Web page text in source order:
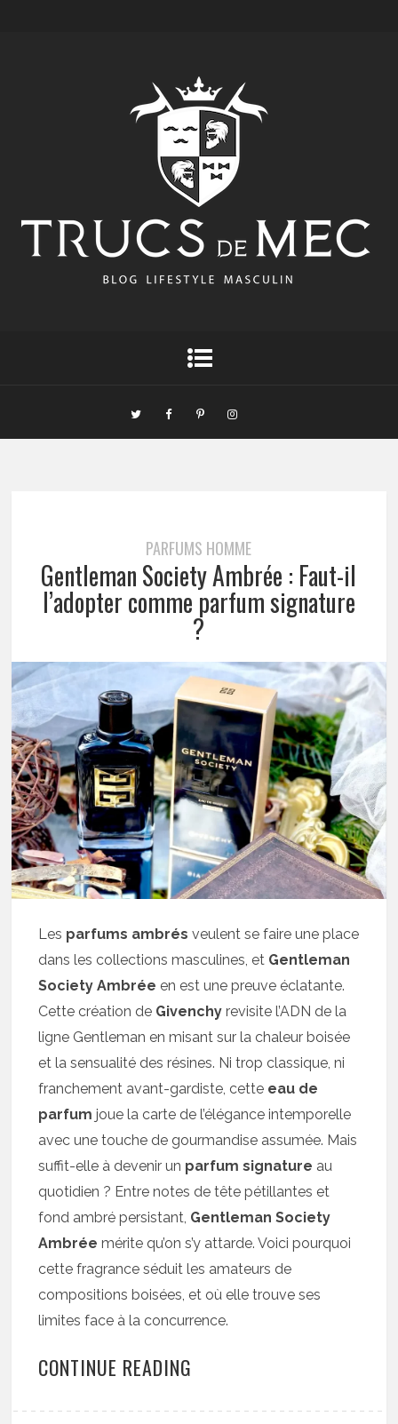
PARFUMS HOMME
Gentleman Society Ambrée : Faut-il
l’adopter comme parfum signature
?
Les parfums ambrés veulent se faire une place
dans les collections masculines, et Gentleman
Society Ambrée en est une preuve éclatante.
Cette création de Givenchy revisite l’ADN de la
ligne Gentleman en misant sur la chaleur boisée
et la sensualité des résines. Ni trop classique, ni
franchement avant-gardiste, cette eau de
parfum joue la carte de l’élégance intemporelle
avec une touche de gourmandise assumée. Mais
suffit-elle à devenir un parfum signature au
quotidien ? Entre notes de tête pétillantes et
fond ambré persistant, Gentleman Society
Ambrée mérite qu’on s’y attarde. Voici pourquoi
cette fragrance séduit les amateurs de
compositions boisées, et où elle trouve ses
limites face à la concurrence.
CONTINUE READING